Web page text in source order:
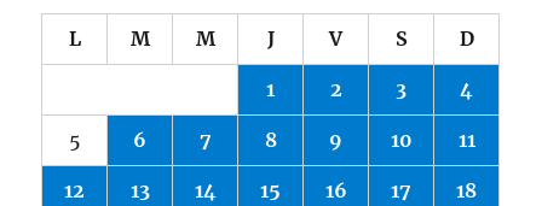
L M M J V S D
1 2 3 4
5 6 7 8 9 10 11
12 13 14 15 16 17 18